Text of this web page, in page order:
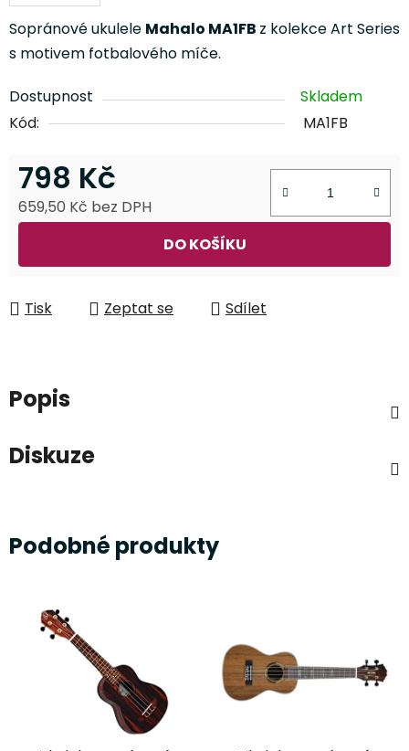
Sopránové ukulele Mahalo MA1FB z kolekce Art Series
s motivem fotbalového míče.
Dostupnost
Skladem
Kód:
MA1FB
798 Kč
659,50 Kč bez DPH
DO KOŠÍKU
Tisk Zeptat se Sdílet
Popis
Diskuze
Podobné produkty